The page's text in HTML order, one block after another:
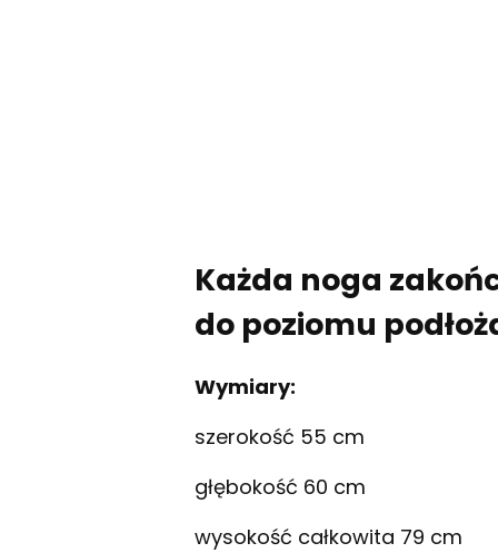
Każda noga
do poziomu
Wymiary:
szerokość 55 cm
głębokość 60 cm
wysokość całkowita 79 cm